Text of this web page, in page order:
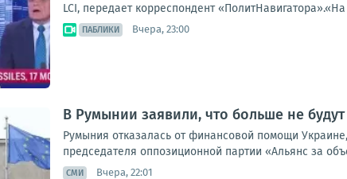
LCI, передает корреспондент
ПАБЛИКИ Вчера, 23:00
В Румынии заявили, что больше не
Румыния отказалась от финансовой помощи
председателя оппозиционной партии «Альянс за
СМИ Вчера, 22:01